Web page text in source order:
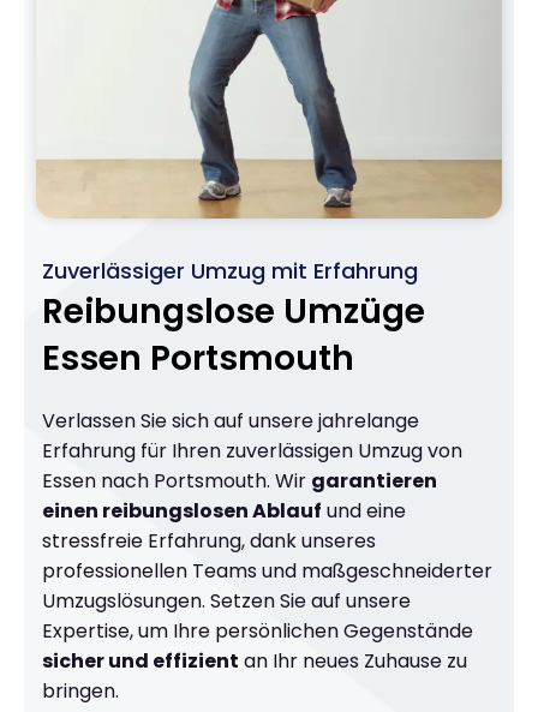
Zuverlässiger Umzug mit Erfahrung
Reibungslose Umzüge
Essen Portsmouth
Verlassen Sie sich auf unsere jahrelange
Erfahrung für Ihren zuverlässigen Umzug von
Essen nach Portsmouth. Wir garantieren
einen reibungslosen Ablauf und eine
stressfreie Erfahrung, dank unseres
professionellen Teams und maßgeschneiderter
Umzugslösungen. Setzen Sie auf unsere
Expertise, um Ihre persönlichen Gegenstände
sicher und effizient an Ihr neues Zuhause zu
bringen.